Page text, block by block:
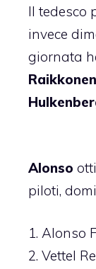
Il tedesco
invece
giornata
Raikkonen
Alonso
piloti,
1. Alonso
2. Vettel